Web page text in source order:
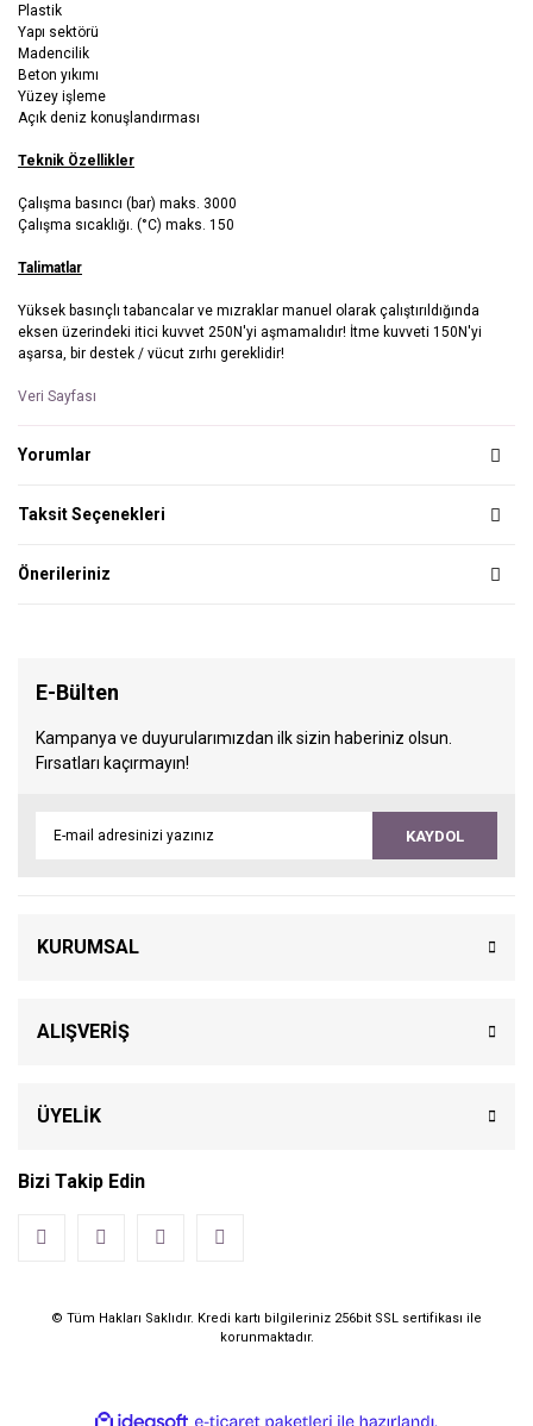
Plastik
Yapı sektörü
Madencilik
Beton yıkımı
Yüzey işleme
Açık deniz konuşlandırması
Teknik Özellikler
Çalışma basıncı (bar) maks. 3000
Çalışma sıcaklığı. (°C) maks. 150
Talimatlar
Yüksek basınçlı tabancalar ve mızraklar manuel olarak çalıştırıldığında
eksen üzerindeki itici kuvvet 250N'yi aşmamalıdır! İtme kuvveti 150N'yi
aşarsa, bir destek / vücut zırhı gereklidir!
Veri Sayfası
Yorumlar
Taksit Seçenekleri
Önerileriniz
E-Bülten
Kampanya ve duyurularımızdan ilk sizin haberiniz olsun.
Fırsatları kaçırmayın!
KAYDOL
KURUMSAL
ALIŞVERİŞ
ÜYELİK
Bizi Takip Edin
© Tüm Hakları Saklıdır. Kredi kartı bilgileriniz 256bit SSL sertifikası ile
korunmaktadır.
ideasoft e-